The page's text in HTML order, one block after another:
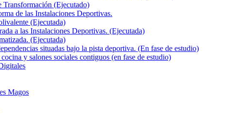
Transformación (Ejecutado)
de las Instalaciones Deportivas.
(Ejecutada)
a las Instalaciones Deportivas. (Ejecutada)
(Ejecutada)
situadas bajo la pista deportiva. (En fase de estudio)
y salones sociales contiguos (en fase de estudio)
Magos